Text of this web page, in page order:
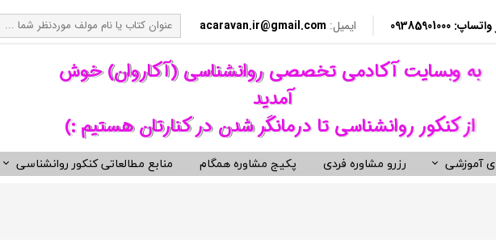
آموزشی
رزرو مشاوره فردی پکیج مشاوره همگام
منابع مطالعاتی کنکور روانشناسی
ایمیل: acaravan.ir@gmail.com
​به وبسایت آکادمی تخصصی روانشناسی (آکاروان) خوش
آمدید ​​​​​​​
از کنکور روانشناسی تا درمانگر شدن در کنارتان هستیم :)